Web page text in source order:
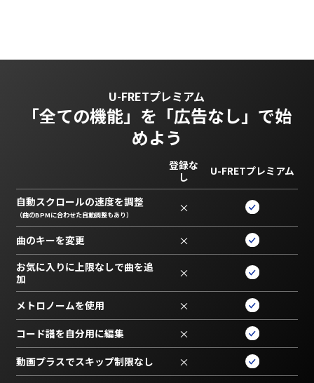
U-FRETプレミアム
「全ての機能」を 「広告なし」で始
めよう
登録な
し
U-FRETプレミアム
自動スクロールの速度を調整
（曲のBPMに合わせた自動調整もあり） ×
曲のキーを変更 ×
お気に入りに上限なしで曲を追
加
×
メトロノームを使用 ×
コード譜を自分用に編集 ×
動画プラスでスキップ制限なし ×